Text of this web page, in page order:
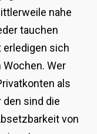
nahe
tauchen
sich
Wer
als
sind die
von